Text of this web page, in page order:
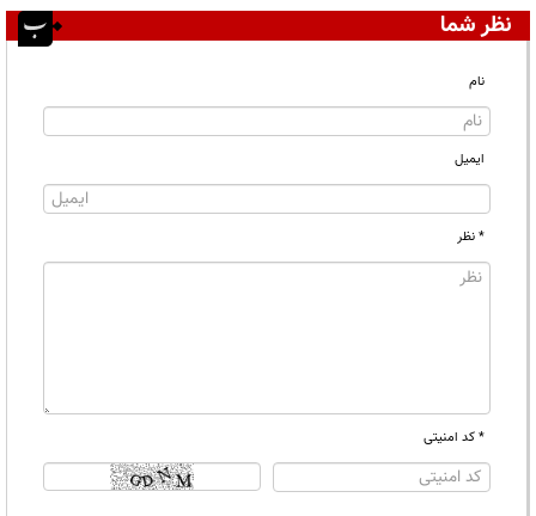
نظر شما
نام
ایمیل
* نظر
* کد امنیتی